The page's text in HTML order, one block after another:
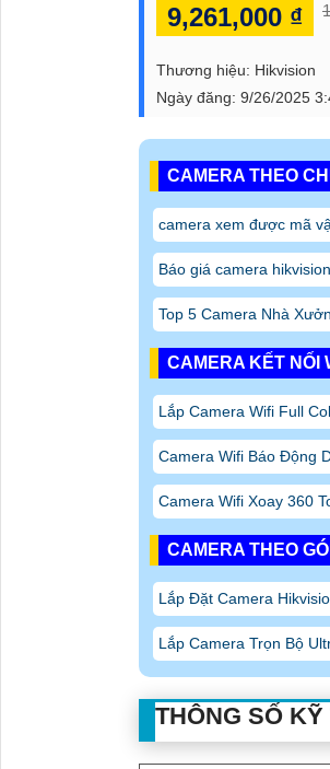
9,261,000 ₫
Thương hiệu: Hikvision
Ngày đăng: 9/26/2025
CAMERA THEO
camera xem được mã
Báo giá camera hikvision
Top 5 Camera Nhà
CAMERA KẾT NỐI
Lắp Camera Wifi Full
Camera Wifi Báo Động
Camera Wifi Xoay 360
CAMERA THEO GÓI
Lắp Đặt Camera
Lắp Camera Trọn Bộ
THÔNG SỐ